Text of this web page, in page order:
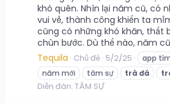
khó quên. Nhìn lại năm cũ, có
vui vẻ, thành công khiến ta
cũng có những khó khăn, thất
chùn bước. Dù thế nào, năm
Tequila Chủ đề 5/2/25
app
năm mới
tâm sự trà đá
Diễn đàn: TÂM SỰ